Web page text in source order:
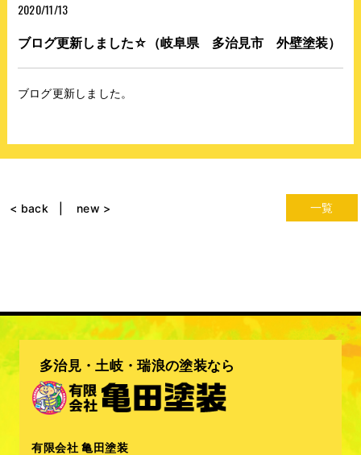
2020/11/13
ブログ更新しました☆（岐阜県 多治見市 外壁塗装）
ブログ更新しました。
一覧
< back new >
多治見・土岐・瑞浪の塗装なら
有限会社 亀田塗装